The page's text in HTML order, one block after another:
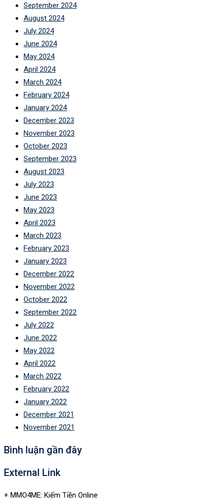
September 2024
August 2024
July 2024
June 2024
May 2024
April 2024
March 2024
February 2024
January 2024
December 2023
November 2023
October 2023
September 2023
August 2023
July 2023
June 2023
May 2023
April 2023
March 2023
February 2023
January 2023
December 2022
November 2022
October 2022
September 2022
July 2022
June 2022
May 2022
April 2022
March 2022
February 2022
January 2022
December 2021
November 2021
Bình luận gần đây
External Link
+ MMO4ME: Kiếm Tiền Online